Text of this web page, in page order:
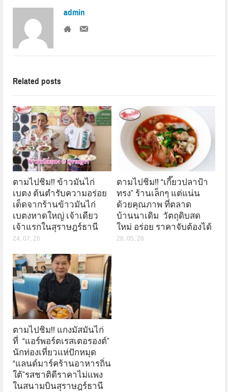
admin
Related posts
ตามไปชิม!! ข้าวมันไก่
เบตง ต้นตำรับความอร่อย
เด็ดจากร้านข้าวมันไก่
เบตงหาดใหญ่ เจ้าเดียว
เจ้าแรกในสุราษฎร์ธานี
24, 07, 26
ตามไปชิม!! “เกี๊ยวปลาป้า
ทรง” ร้านเล็กๆ แต่แน่น
ด้วยคุณภาพ ที่ตลาด
บ้านนาเดิม วัตถุดิบสด
ใหม่ อร่อย ราคาจับต้องได้
28, 05, 26
ตามไปชิม!! แกงมัสมันไก่
ที่ “แอร์พอร์ตเรสเตอรองต์”
นักท่องเที่ยวแห่ปักหมุด
“แลนด์มาร์คร้านอาหารถิ่น
ใต้”รสชาติดีราคาไม่แพง
ในสนามบินสุราษฎร์ธานี